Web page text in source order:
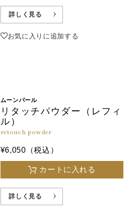
詳しく見る
お気に入りに追加する
ムーンパール
リタッチパウダー（レフィ
ル）
retouch powder
¥6,050（税込）
カートに入れる
詳しく見る